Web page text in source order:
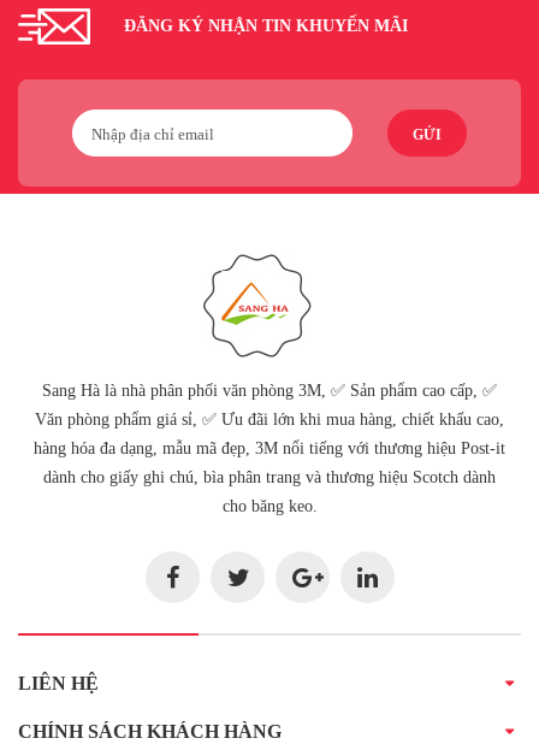
ĐĂNG KÝ NHẬN TIN KHUYẾN MÃI
GỬI
Sang Hà là nhà phân phối văn phòng 3M, ✅ Sản phẩm cao cấp, ✅
Văn phòng phẩm giá sỉ, ✅ Ưu đãi lớn khi mua hàng, chiết khấu cao,
hàng hóa đa dạng, mẫu mã đẹp, 3M nổi tiếng với thương hiệu Post-it
dành cho giấy ghi chú, bìa phân trang và thương hiệu Scotch dành
cho băng keo.
LIÊN HỆ
CHÍNH SÁCH KHÁCH HÀNG